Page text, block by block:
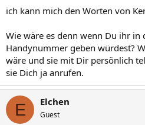
ich kann mich den Worten von
Wie wäre es denn wenn Du ihr in
Handynummer geben würdest?
wäre und sie mit Dir persönlich
sie Dich ja anrufen.
E Elchen
Guest